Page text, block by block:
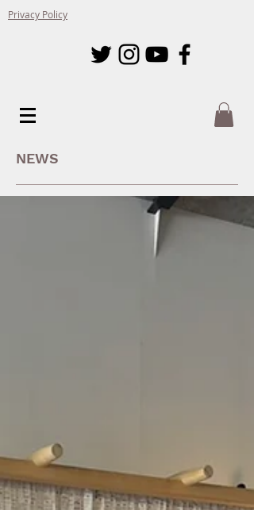
Privacy Policy
NEWS